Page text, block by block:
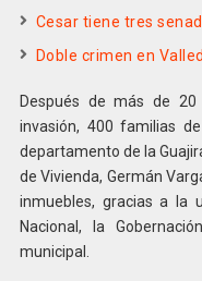
Cesar tiene tres
Doble crimen en
Después de más de
invasión, 400 familias
departamento de la
de Vivienda, Germán
inmuebles, gracias a la
Nacional, la
municipal.